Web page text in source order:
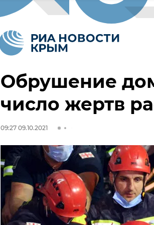
Обрушение
число жертв
09:27 09.10.2021